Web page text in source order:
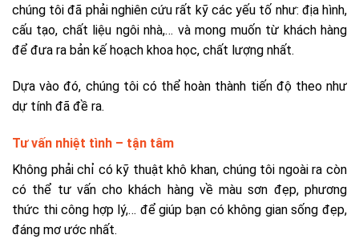
chúng tôi đã phải nghiên cứu rất kỹ các yếu tố như: địa hình,
cấu tạo, chất liệu ngôi nhà,… và mong muốn từ khách hàng
để đưa ra bản kế hoạch khoa học, chất lượng nhất.
Dựa vào đó, chúng tôi có thể hoàn thành tiến độ theo như
dự tính đã đề ra.
Tư vấn nhiệt tình – tận tâm
Không phải chỉ có kỹ thuật khô khan, chúng tôi ngoài ra còn
có thể tư vấn cho khách hàng về màu sơn đẹp, phương
thức thi công hợp lý,… để giúp bạn có không gian sống đẹp,
đáng mơ ước nhất.